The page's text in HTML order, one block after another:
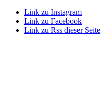
Link zu Instagram
Link zu Facebook
Link zu Rss dieser Seite